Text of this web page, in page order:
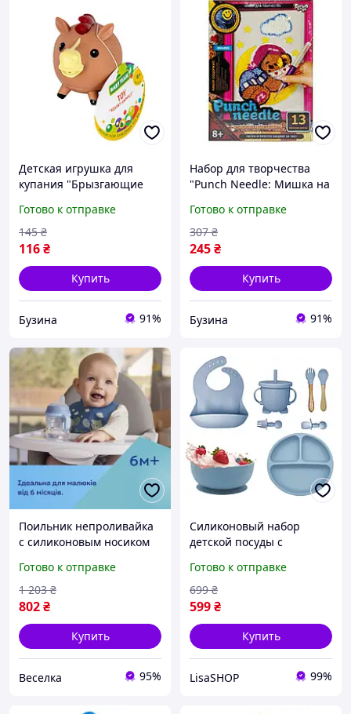
Детская игрушка для
купания "Брызгающие
8750_конячка buzyna
Готово к отправке
116₴
145 ₴
Купить
Бузина 91%
Набор для творчества
"Punch Needle: Мишка на
вышивка buzyna
Готово к отправке
245₴
307 ₴
Купить
Бузина 91%
Поильник непроливайка
с силиконовым носиком
розовый 250 мл для
самостоятельного питья
FLAME
Готово к отправке
802₴
1 203 ₴
Купить
Веселка 95%
Силиконовый набор
детской посуды с
месяцев
Готово к отправке
599₴
699 ₴
Купить
LisaSHOP 99%